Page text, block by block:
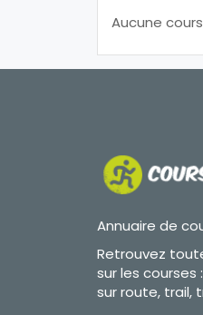
Aucune
Annuaire de
Retrouvez
sur les courses
sur route, trail,